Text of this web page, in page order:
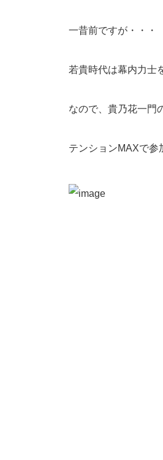
一昔前ですが・・・
若貴時代は幕内力士
なので、貴乃花一門
テンションMAXで参